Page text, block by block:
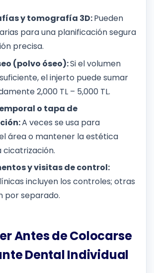
y tomografía 3D:Pueden
para una planificación segura
precisa.
(polvo óseo):Si el volumen
el injerto puede sumar
2,000 TL – 5,000 TL.
o tapa de
A veces se usa para
área o mantener la estética
cicatrización.
y visitas de control:
incluyen los controles; otras
por separado.
Antes de Colocarse
Dental Individual